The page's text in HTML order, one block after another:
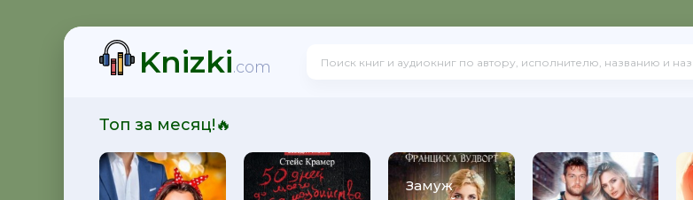
Knizki.com
Топ за месяц!🔥
Замуж
Юрий Александрович Широков
Осадчук